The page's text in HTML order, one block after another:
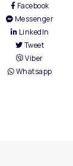
Facebook
Messenger
LinkedIn
Tweet
Viber
Whatsapp